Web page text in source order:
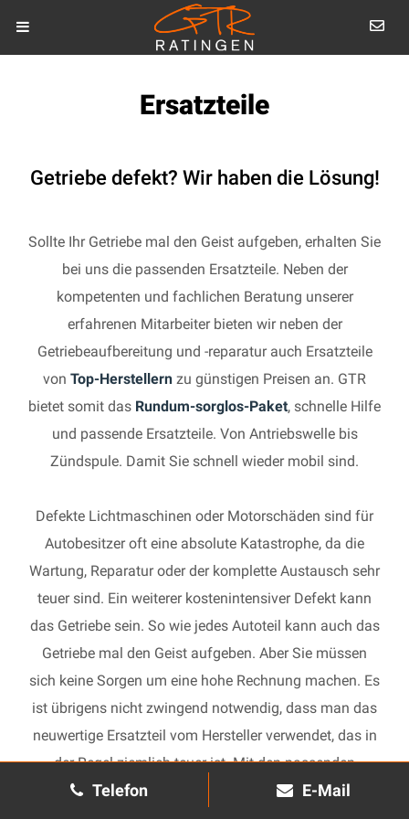
Telefon E-Mail
Ersatzteile
Getriebe defekt? Wir haben die Lösung!
Sollte Ihr Getriebe mal den Geist aufgeben, erhalten Sie
bei uns die passenden Ersatzteile. Neben der
kompetenten und fachlichen Beratung unserer
erfahrenen Mitarbeiter bieten wir neben der
Getriebeaufbereitung und -reparatur auch Ersatzteile
von Top-Herstellern zu günstigen Preisen an. GTR
bietet somit das Rundum-sorglos-Paket, schnelle Hilfe
und passende Ersatzteile. Von Antriebswelle bis
Zündspule. Damit Sie schnell wieder mobil sind.
Defekte Lichtmaschinen oder Motorschäden sind für
Autobesitzer oft eine absolute Katastrophe, da die
Wartung, Reparatur oder der komplette Austausch sehr
teuer sind. Ein weiterer kostenintensiver Defekt kann
das Getriebe sein. So wie jedes Autoteil kann auch das
Getriebe mal den Geist aufgeben. Aber Sie müssen
sich keine Sorgen um eine hohe Rechnung machen. Es
ist übrigens nicht zwingend notwendig, dass man das
neuwertige Ersatzteil vom Hersteller verwendet, das in
der Regel ziemlich teuer ist. Mit den passenden
Ersatzteilen kann jedes gebrauchte Getriebe schnell